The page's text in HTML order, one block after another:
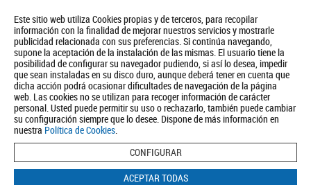
Este sitio web utiliza Cookies propias y de terceros, para recopilar
información con la finalidad de mejorar nuestros servicios y mostrarle
publicidad relacionada con sus preferencias. Si continúa navegando,
supone la aceptación de la instalación de las mismas. El usuario tiene la
posibilidad de configurar su navegador pudiendo, si así lo desea, impedir
que sean instaladas en su disco duro, aunque deberá tener en cuenta que
dicha acción podrá ocasionar dificultades de navegación de la página
web. Las cookies no se utilizan para recoger información de carácter
personal. Usted puede permitir su uso o rechazarlo, también puede cambiar
su configuración siempre que lo desee. Dispone de más información en
nuestra Política de Cookies.
CONFIGURAR
ACEPTAR TODAS
Quiénes somos Turismo Política de Privacidad Aviso Legal
Política de Cookies
BUSCAR